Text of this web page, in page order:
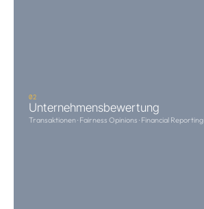
02
Unternehmensbewertung
Transaktionen · Fairness Opinions · Financial Reporting